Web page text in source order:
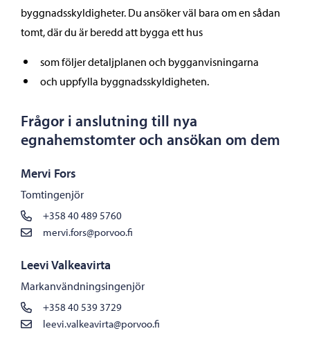
byggnadsskyldigheter. Du ansöker väl bara om en sådan
tomt, där du är beredd att bygga ett hus
som följer detaljplanen och bygganvisningarna
och uppfylla byggnadsskyldigheten.
Frågor i anslutning till nya
egnahemstomter och ansökan om dem
Mervi Fors
Tomtingenjör
+358 40 489 5760
mervi.fors@porvoo.fi
Leevi Valkeavirta
Markanvändningsingenjör
+358 40 539 3729
leevi.valkeavirta@porvoo.fi